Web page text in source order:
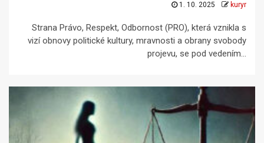
1. 10. 2025 kuryr
Strana Právo, Respekt, Odbornost (PRO), která vznikla s
vizí obnovy politické kultury, mravnosti a obrany svobody
projevu, se pod vedením...